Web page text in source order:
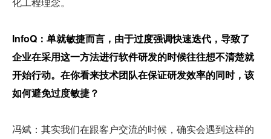
InfoQ：单就敏捷而言，由于过度强调快速迭代，导致了
企业在采用这一方法进行软件研发的时候往往想不清楚就
开始行动。在你看来技术团队在保证研发效率的同时，该
如何避免过度敏捷？
冯斌：其实我们在跟客户交流的时候，确实会遇到这样的